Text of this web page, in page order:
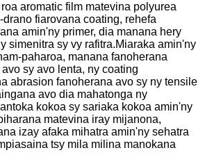
aromatic film matevina polyurea
fiarovana coating, rehefa
amin'ny primer, dia manana hery
simenitra sy vy rafitra.Miaraka amin'ny
paharoa, manana fanoherana
sy avo lenta, ny coating
abrasion fanoherana avo sy ny tensile
avo dia mahatonga ny
kokoa sy sariaka kokoa amin'ny
matevina iray mijanona,
izay afaka mihatra amin'ny sehatra
tsy mila milina manokana